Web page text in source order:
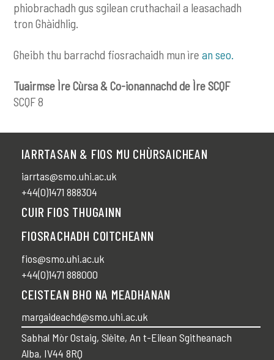
phiobrachadh gus sgilean cruthachail a leasachadh
tron Ghàidhlig.
Gheibh thu barrachd fiosrachaidh mun ìrean seo.
Tuairmse Ìre Cùrsa & Co-ionannachd de Ìre SCQF
SCQF 8
IARRTASAN & FIOS MU CHÙRSAICHEAN
iarrtas@smo.uhi.ac.uk
+44(0)1471 888304
CUIR FIOS THUGAINN
FIOSRACHADH COITCHEANN
fios@smo.uhi.ac.uk
+44(0)1471 888000
CEISTEAN BHO NA MEADHANAN
margaideachd@smo.uhi.ac.uk
Sabhal Mòr Ostaig, Slèite, An t-Eilean Sgitheanach
Alba, IV44 8RQ